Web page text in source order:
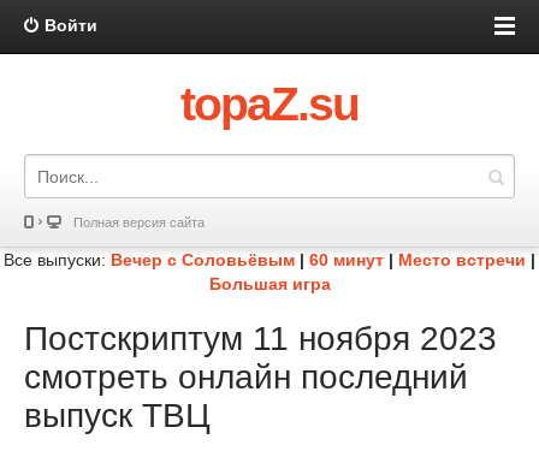
Войти
topaZ.su
Полная версия сайта
Все выпуски: Вечер с Соловьёвым | 60 минут | Место встречи |
Большая игра
Постскриптум 11 ноября 2023
смотреть онлайн последний
выпуск ТВЦ